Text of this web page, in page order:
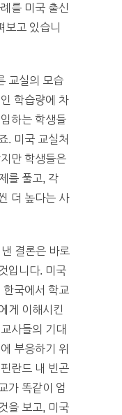
를 미국 출신
보고 있습니
교실의 모습
학습량에 차
하는 학생들
. 미국 교실처
만 학생들은
를 풀고, 각
더 높다는 사
결론은 바로
입니다. 미국
한국에서 학교
게 이해시킨
사들의 기대
부응하기 위
란드 내 빈곤
가 똑같이 엄
을 보고, 미국